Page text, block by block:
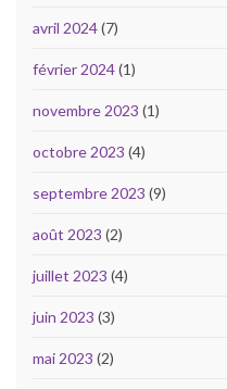
avril 2024(7)
février 2024(1)
novembre 2023 (1)
octobre 2023 (4)
septembre 2023 (9)
août 2023 (2)
juillet 2023 (4)
juin 2023 (3)
mai 2023 (2)